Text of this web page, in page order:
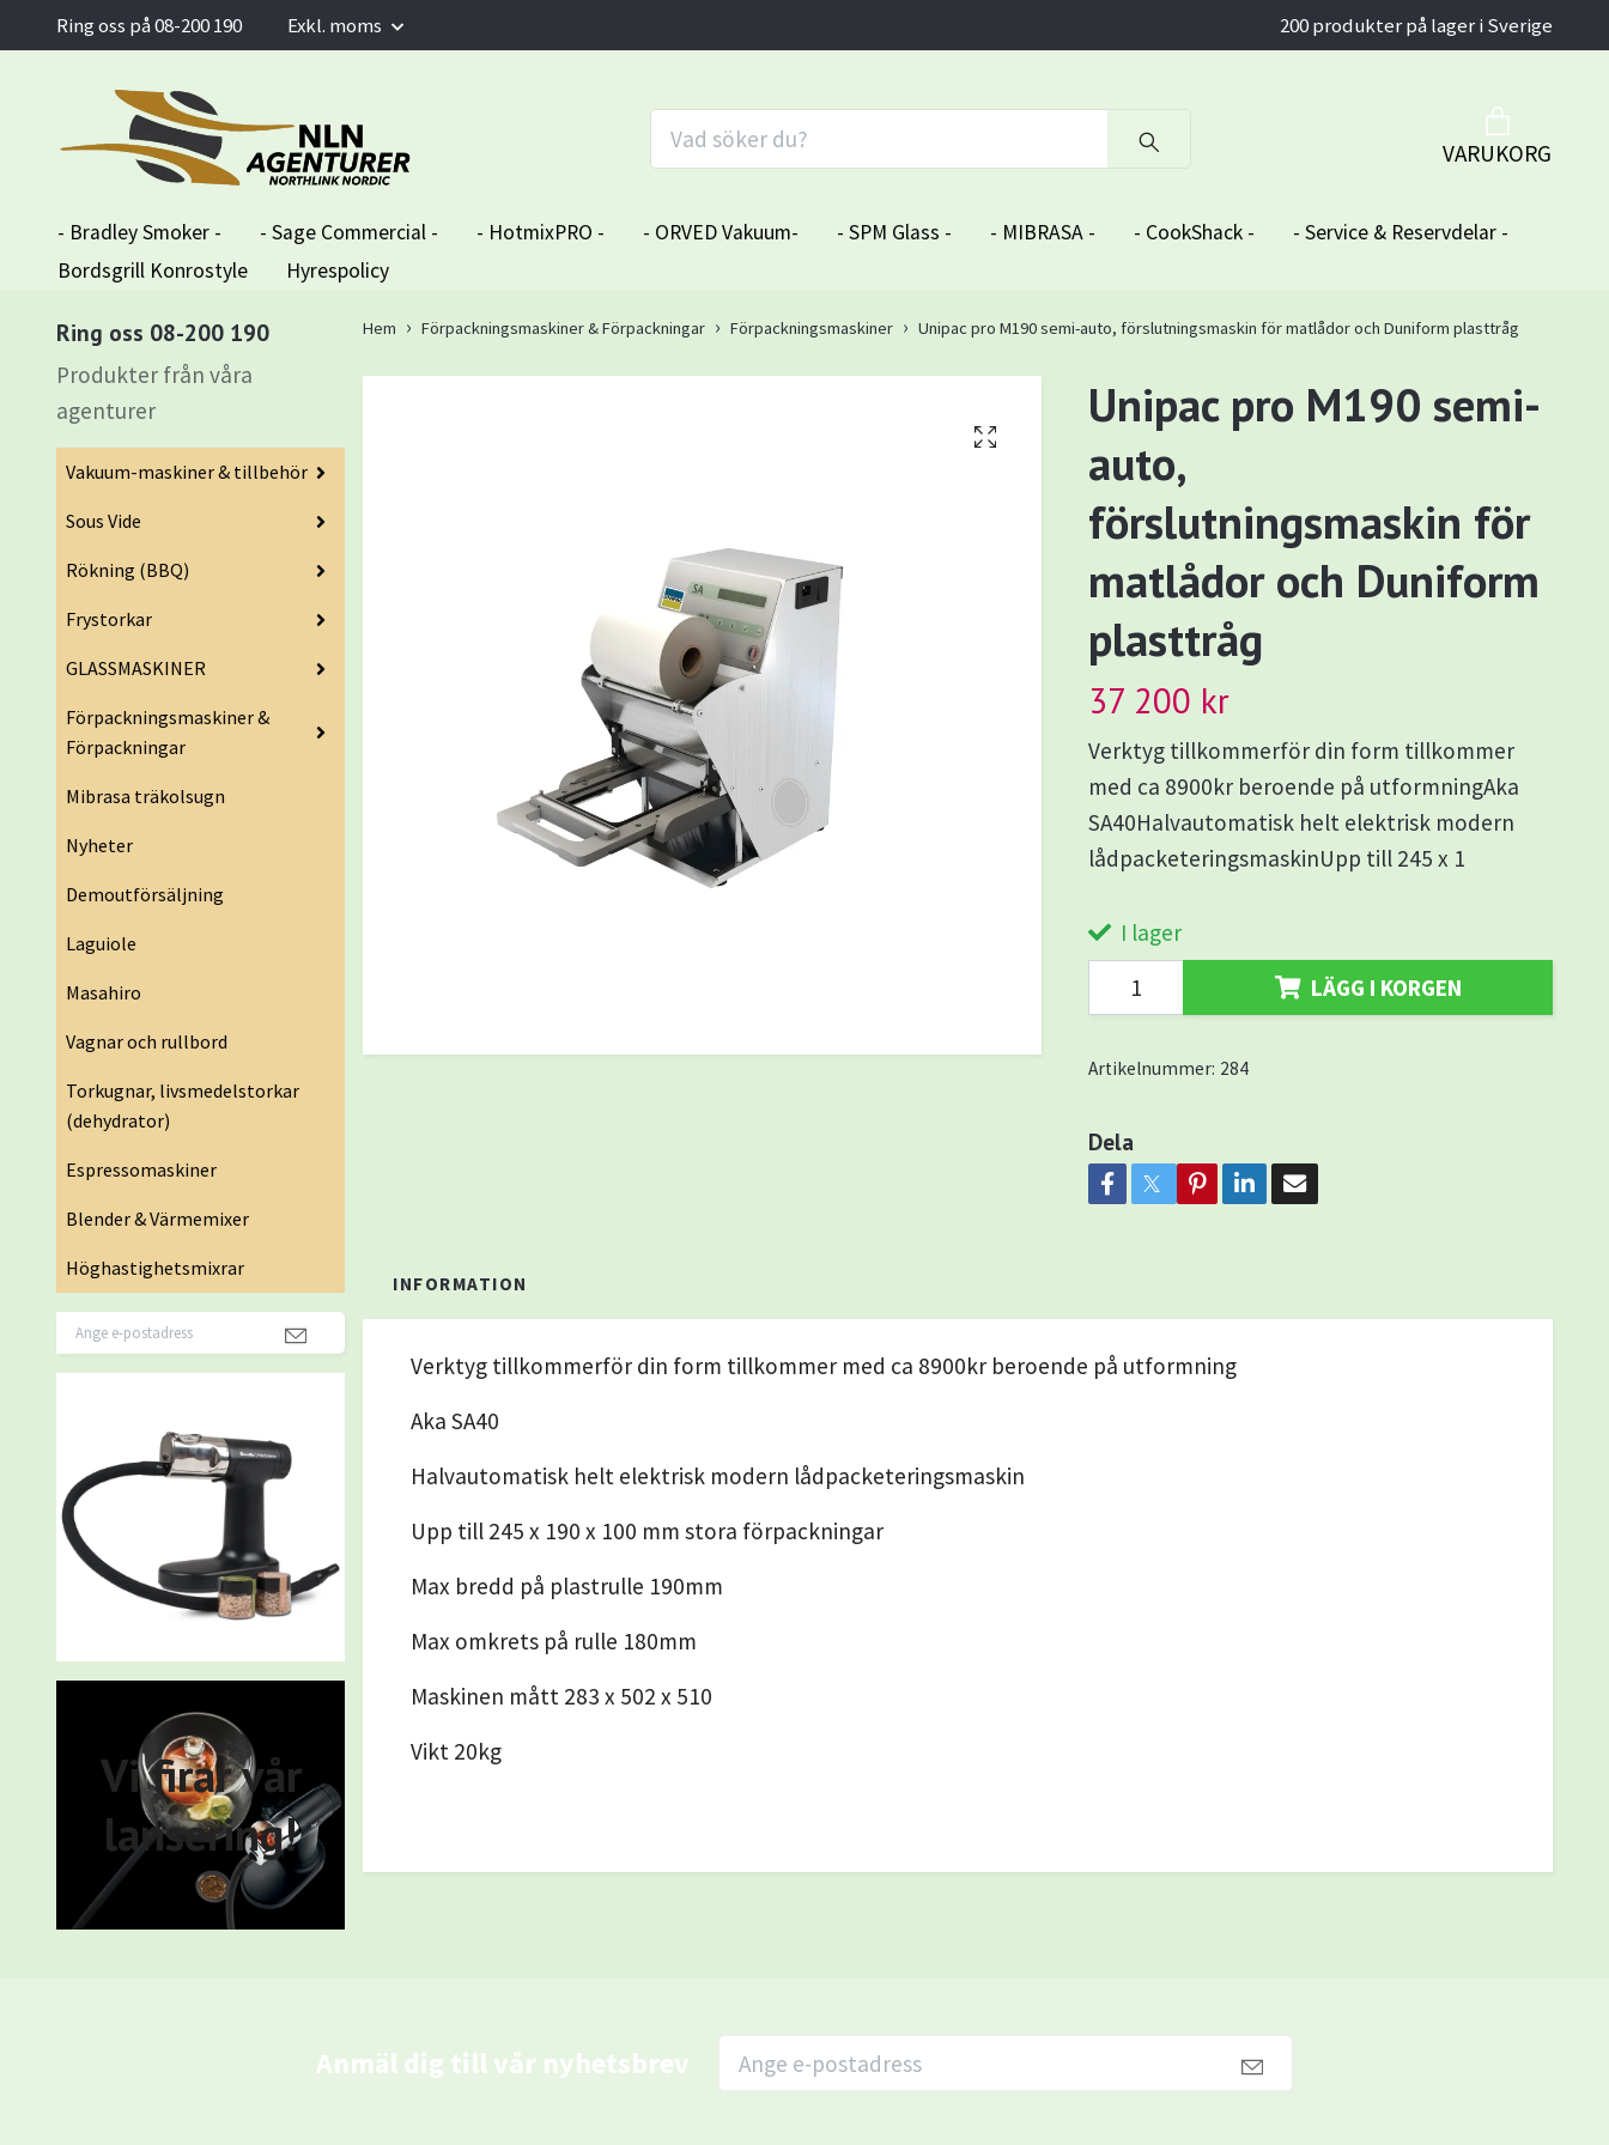
Ring oss på 08-200 190 Exkl. moms 200 produkter på lager i Sverige
VARUKORG
- Bradley Smoker - - Sage Commercial - - HotmixPRO - - ORVED Vakuum- - SPM Glass - - MIBRASA - - CookShack -
- Service & Reservdelar -
Bordsgrill Konrostyle
Hyrespolicy
Ring oss 08-200 190
Produkter från våra
agenturer
Vakuum-maskiner & tillbehör
Sous Vide
Rökning (BBQ)
Frystorkar
GLASSMASKINER
Förpackningsmaskiner &
Förpackningar
Mibrasa träkolsugn
Nyheter
Demoutförsäljning
Laguiole
Masahiro
Vagnar och rullbord
Torkugnar, livsmedelstorkar
(dehydrator)
Espressomaskiner
Blender & Värmemixer
Höghastighetsmixrar
Vi firar vår
lansering!
Hem Förpackningsmaskiner & Förpackningar Förpackningsmaskiner Unipac pro M190 semi-auto, förslutningsmaskin för matlådor och Duniform plasttråg
Unipac pro M190 semi-
auto,
förslutningsmaskin för
matlådor och Duniform
plasttråg
37 200 kr
Verktyg tillkommerför din form tillkommer
med ca 8900kr beroende på utformningAka
SA40Halvautomatisk helt elektrisk modern
lådpacketeringsmaskinUpp till 245 x 1
I lager
LÄGG I KORGEN
Artikelnummer: 284
Dela
INFORMATION
Verktyg tillkommerför din form tillkommer med ca 8900kr beroende på utformning
Aka SA40
Halvautomatisk helt elektrisk modern lådpacketeringsmaskin
Upp till 245 x 190 x 100 mm stora förpackningar
Max bredd på plastrulle 190mm
Max omkrets på rulle 180mm
Maskinen mått 283 x 502 x 510
Vikt 20kg
Anmäl dig till vår nyhetsbrev